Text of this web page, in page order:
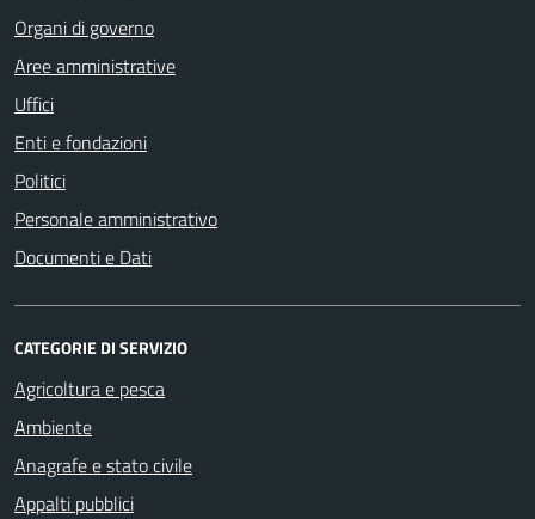
Organi di governo
Aree amministrative
Uffici
Enti e fondazioni
Politici
Personale amministrativo
Documenti e Dati
CATEGORIE DI SERVIZIO
Agricoltura e pesca
Ambiente
Anagrafe e stato civile
Appalti pubblici